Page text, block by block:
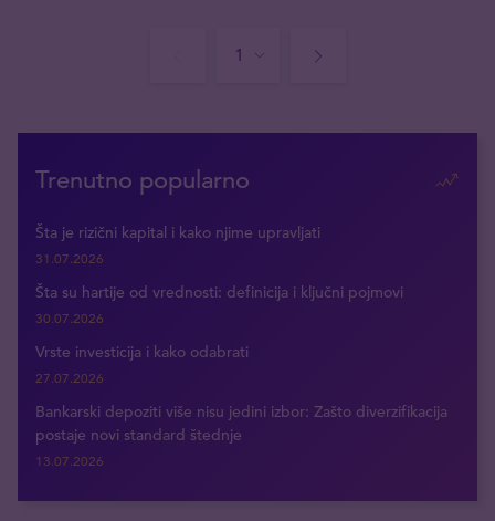
Trenutno popularno
Šta je rizični kapital i kako njime upravljati
31.07.2026
Šta su hartije od vrednosti: definicija i ključni pojmovi
30.07.2026
Vrste investicija i kako odabrati
27.07.2026
Bankarski depoziti više nisu jedini izbor: Zašto diverzifikacija
postaje novi standard štednje
13.07.2026